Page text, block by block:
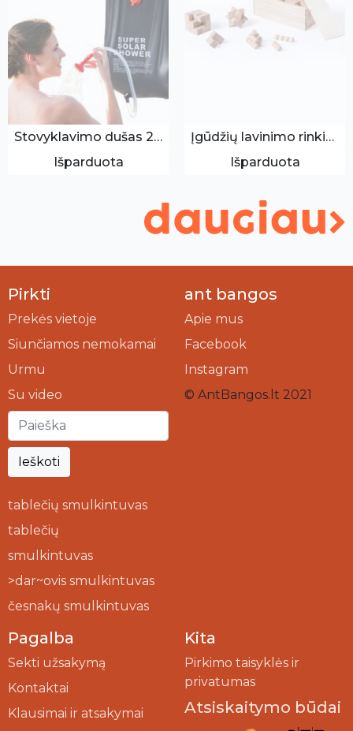
Stovyklavimo dušas 20L
Išparduota
Įgūdžių lavinimo rinkinys 3vnt.
Išparduota
Pirkti
Prekės vietoje
Siunčiamos nemokamai
Urmu
Su video
Ieškoti
tablečių smulkintuvas
tablečių
smulkintuvas
>dar~ovis smulkintuvas
česnakų smulkintuvas
ant bangos
Apie mus
Facebook
Instagram
© AntBangos.lt 2021
Pagalba
Sekti užsakymą
Kontaktai
Klausimai ir atsakymai
Kita
Pirkimo taisyklės ir
privatumas
Atsiskaitymo būdai